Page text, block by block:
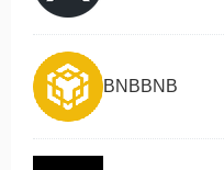
BNBBNB